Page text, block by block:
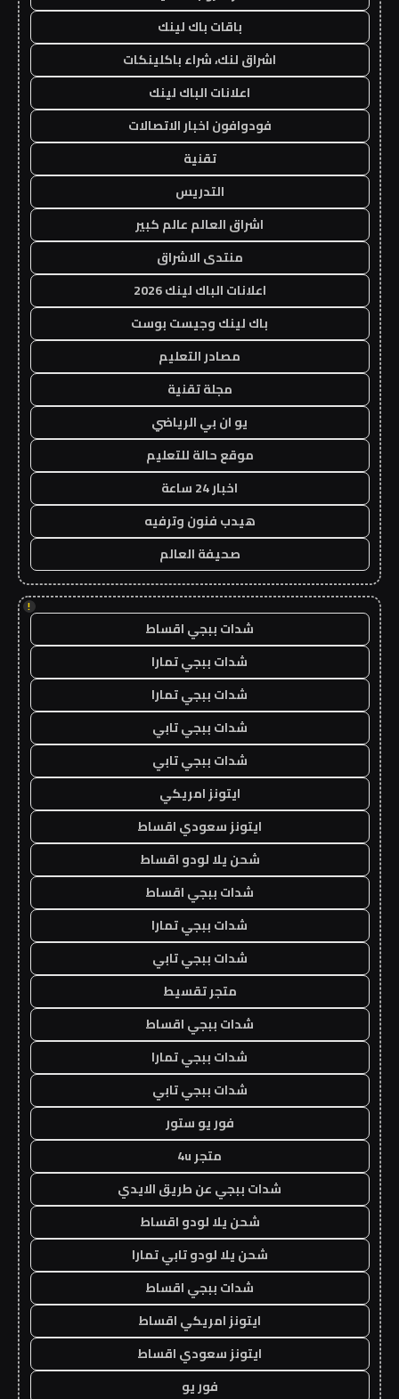
باقات باك لينك
اشراق لنك، شراء باكلينكات
اعلانات الباك لينك
فودوافون اخبار الاتصالات
تقنية
التدريس
اشراق العالم عالم كبير
منتدى الاشراق
اعلانات الباك لينك 2026
باك لينك وجيست بوست
مصادر التعليم
مجلة تقنية
يو ان بي الرياضي
موقع حالة للتعليم
اخبار 24 ساعة
هيدب فنون وترفيه
صحيفة العالم
!
شدات ببجي اقساط
شدات ببجي تمارا
شدات ببجي تمارا
شدات ببجي تابي
شدات ببجي تابي
ايتونز امريكي
ايتونز سعودي اقساط
شحن يلا لودو اقساط
شدات ببجي اقساط
شدات ببجي تمارا
شدات ببجي تابي
متجر تقسيط
شدات ببجي اقساط
شدات ببجي تمارا
شدات ببجي تابي
فور يو ستور
متجر 4u
شدات ببجي عن طريق الايدي
شحن يلا لودو اقساط
شحن يلا لودو تابي تمارا
شدات ببجي اقساط
ايتونز امريكي اقساط
ايتونز سعودي اقساط
فور يو